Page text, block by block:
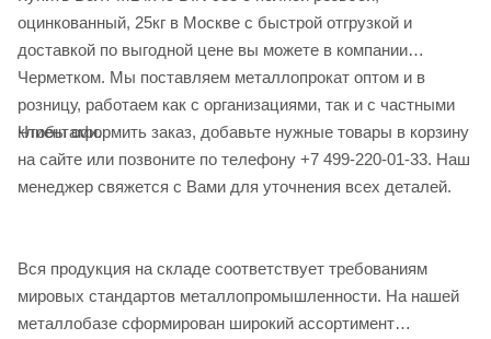
оцинкованный, 25кг в Москве с быстрой отгрузкой и
доставкой по выгодной цене вы можете в компании
Черметком. Мы поставляем металлопрокат оптом и в
розницу, работаем как с организациями, так и с частными
клиентами.
Чтобы оформить заказ, добавьте нужные товары в корзину
на сайте или позвоните по телефону +7 499-220-01-33. Наш
менеджер свяжется с Вами для уточнения всех деталей.
Вся продукция на складе соответствует требованиям
мировых стандартов металлопромышленности. На нашей
металлобазе сформирован широкий ассортимент